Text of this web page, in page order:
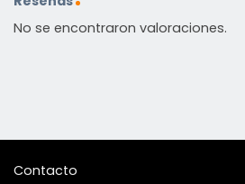
No se encontraron valoraciones.
Contacto